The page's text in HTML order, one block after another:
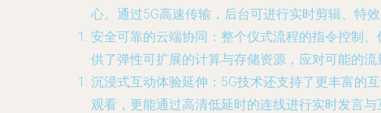
心。通过5G高速传输，后台可进行实时剪辑、特
安全可靠的云端协同 ：整个仪式流程的指令控制
供了弹性可扩展的计算与存储资源，应对可能的
沉浸式互动体验延伸 ：5G技术还支持了更丰富的
观看，更能通过高清低延时的连线进行实时发言